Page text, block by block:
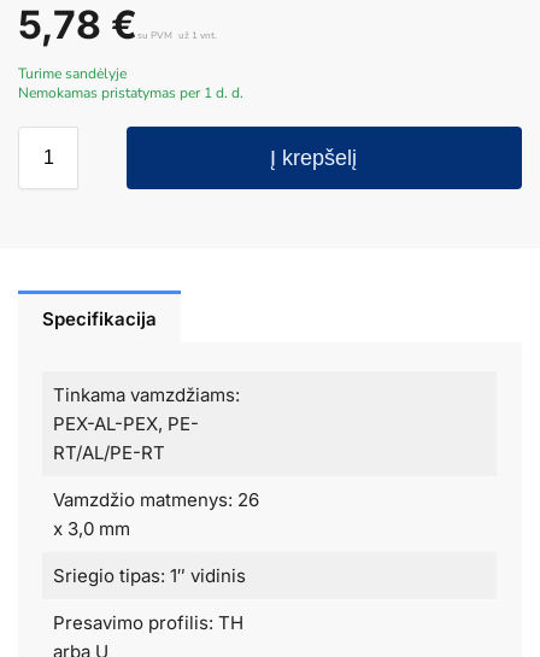
5,78 €su PVM už 1 vnt.
Turime sandėlyje
Nemokamas pristatymas per 1 d. d.
Į krepšelį
Specifikacija
Tinkama vamzdžiams:
PEX-AL-PEX, PE-
RT/AL/PE-RT
Vamzdžio matmenys: 26
x 3,0 mm
Sriegio tipas: 1″ vidinis
Presavimo profilis: TH
arba U